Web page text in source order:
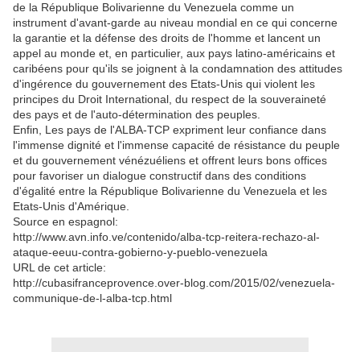
de la République Bolivarienne du Venezuela comme un
instrument d'avant-garde au niveau mondial en ce qui concerne
la garantie et la défense des droits de l'homme et lancent un
appel au monde et, en particulier, aux pays latino-américains et
caribéens pour qu'ils se joignent à la condamnation des attitudes
d'ingérence du gouvernement des Etats-Unis qui violent les
principes du Droit International, du respect de la souveraineté
des pays et de l'auto-détermination des peuples.
Enfin, Les pays de l'ALBA-TCP expriment leur confiance dans
l'immense dignité et l'immense capacité de résistance du peuple
et du gouvernement vénézuéliens et offrent leurs bons offices
pour favoriser un dialogue constructif dans des conditions
d'égalité entre la République Bolivarienne du Venezuela et les
Etats-Unis d'Amérique.
Source en espagnol:
http://www.avn.info.ve/contenido/alba-tcp-reitera-rechazo-al-
ataque-eeuu-contra-gobierno-y-pueblo-venezuela
URL de cet article:
http://cubasifranceprovence.over-blog.com/2015/02/venezuela-
communique-de-l-alba-tcp.html